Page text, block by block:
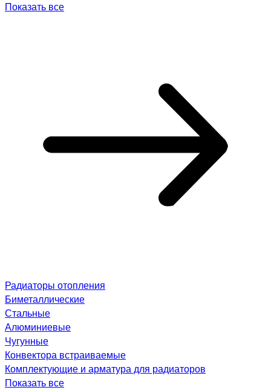
Показать все
Радиаторы отопления
Биметаллические
Стальные
Алюминиевые
Чугунные
Конвектора встраиваемые
Комплектующие и арматура для радиаторов
Показать все